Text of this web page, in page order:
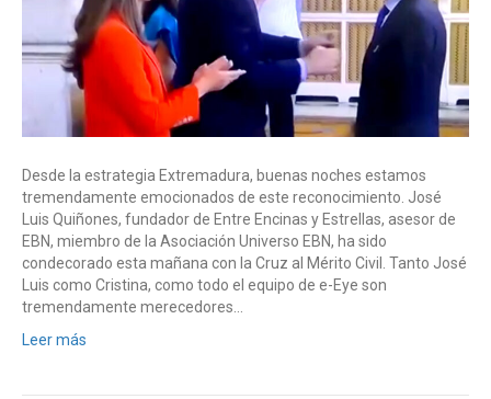
Desde la estrategia Extremadura, buenas noches estamos
tremendamente emocionados de este reconocimiento. José
Luis Quiñones, fundador de Entre Encinas y Estrellas, asesor de
EBN, miembro de la Asociación Universo EBN, ha sido
condecorado esta mañana con la Cruz al Mérito Civil. Tanto José
Luis como Cristina, como todo el equipo de e-Eye son
tremendamente merecedores…
Leer más